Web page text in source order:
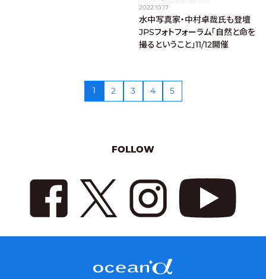
2022.10.17
水中写真家・中村卓哉氏も登壇
JPSフォトフォーラム「自然と命を
撮るということ」11/12開催
1 2 3 4 5
FOLLOW